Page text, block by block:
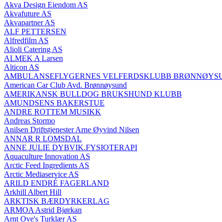
Akva Design Eiendom AS
Akvafuture AS
Akvapartner AS
ALF PETTERSEN
Alfredfilm AS
Alioli Catering AS
ALMEK A Larsen
Alticon AS
AMBULANSEFLYGERNES VELFERDSKLUBB
American Car Club Avd. Brønnøysund
AMERIKANSK BULLDOG BRUKSHUND KLUBB
AMUNDSENS BAKERSTUE
ANDRE ROTTEM MUSIKK
Andreas Stormo
Anilsen Driftstjenester Arne Øyvind Nilsen
ANNAR R LOMSDAL
ANNE JULIE DYBVIK.FYSIOTERAPI
Aquaculture Innovation AS
Arctic Feed Ingredients AS
Arctic Mediaservice AS
ARILD ENDRÉ FAGERLAND
Arkhill Albert Hill
ARKTISK BÆRDYRKERLAG
ARMOA Astrid Bjørkan
Arnt Ove's Turklær AS